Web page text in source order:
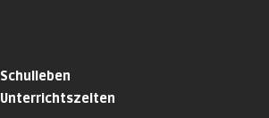
Schulleben
Unterrichtszeiten